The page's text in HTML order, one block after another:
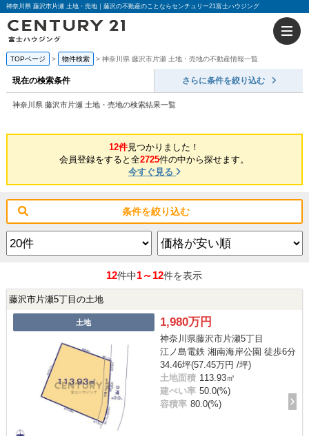
神奈川県 藤沢市片瀬 土地・売地｜藤沢の不動産のことならセンチュリー21富士ハウジング
TOPページ 物件検索 神奈川県 藤沢市片瀬 土地・売地の不動産情報一覧
現在の検索条件 さらに条件を絞り込む
神奈川県 藤沢市片瀬 土地・売地の検索結果一覧
12件見つかりました！
会員登録をすると全2725件の中から探せます。
今すぐ見る
条件を絞り込む
12件中1～12件を表示
藤沢市片瀬5丁目の土地
土地 1,980万円
神奈川県藤沢市片瀬5丁目
江ノ島電鉄 湘南海岸公園 徒歩6分
34.46坪(57.45万円 /坪)
土地面積 113.93㎡
建ぺい率 50.0(%)
容積率 80.0(%)